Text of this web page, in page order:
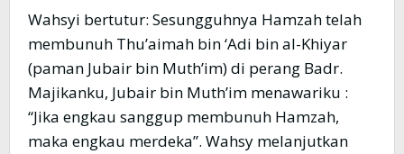
Wahsyi bertutur: Sesungguhnya Hamzah telah
membunuh Thu’aimah bin ‘Adi bin al-Khiyar
(paman Jubair bin Muth’im) di perang Badr.
Majikanku, Jubair bin Muth’im menawariku :
“Jika engkau sanggup membunuh Hamzah,
maka engkau merdeka”. Wahsy melanjutkan